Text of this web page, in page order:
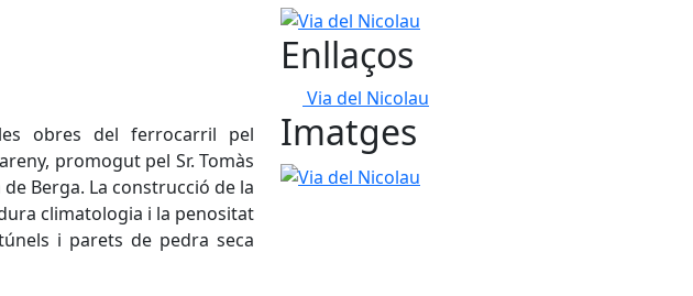
obres del ferrocarril pel
promogut pel Sr. Tomàs
Berga. La construcció de la
climatologia i la penositat
i parets de pedra seca
Via del Nicolau
Enllaços
Via del Nicolau
Imatges
Via del Nicolau